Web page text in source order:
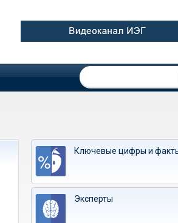
Форма поиска
Поиск
Ключевые цифры и
Эксперты